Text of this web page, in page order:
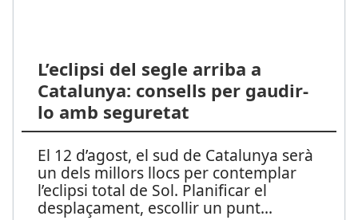
L’eclipsi del segle arriba a
Catalunya: consells per gaudir-
lo amb seguretat
El 12 d’agost, el sud de Catalunya serà
un dels millors llocs per contemplar
l’eclipsi total de Sol. Planificar el
desplaçament, escollir un punt...